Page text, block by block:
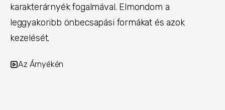
karakterárnyék fogalmával. Elmondom a
leggyakoribb önbecsapási formákat és azok
kezelését.
Az Árnyékén